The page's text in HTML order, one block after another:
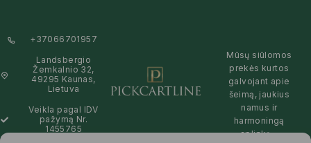
+37066701957
Landsbergio
Žemkalnio 32,
49295 Kaunas,
Lietuva
Veikla pagal IDV
pažymą Nr.
1455765
Mūsų siūlomos
prekės kurtos
galvojant apie
šeimą, jaukius
namus ir
harmoningą
aplinką –